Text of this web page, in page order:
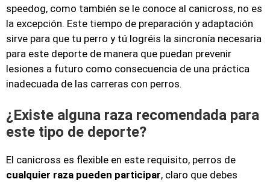
speedog, como también se le conoce al canicross, no es
la excepción. Este tiempo de preparación y adaptación
sirve para que tu perro y tú logréis la sincronía necesaria
para este deporte de manera que puedan prevenir
lesiones a futuro como consecuencia de una práctica
inadecuada de las carreras con perros.
¿Existe alguna raza recomendada para
este tipo de deporte?
El canicross es flexible en este requisito, perros de
cualquier raza pueden participar, claro que debes